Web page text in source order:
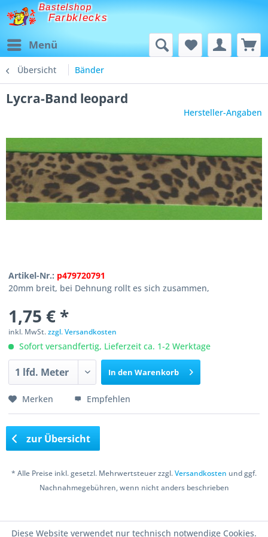
Bastelshop
Farbklecks
Menü
Übersicht Bänder
Lycra-Band leopard
Hersteller-Angaben
Artikel-Nr.: p479720791
20mm breit, bei Dehnung rollt es sich zusammen,
1,75 € *
inkl. MwSt.zzgl. Versandkosten
Sofort versandfertig, Lieferzeit ca. 1-2 Werktage
In den Warenkorb
Merken Empfehlen
zur Übersicht
* Alle Preise inkl. gesetzl. Mehrwertsteuer zzgl.Versandkosten und ggf.
Nachnahmegebühren, wenn nicht anders beschrieben
Diese Website verwendet nur technisch notwendige Cookies.